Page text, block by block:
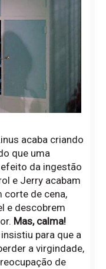
acaba criando
que uma
da ingestão
e Jerry acabam
corte de cena,
e descobrem
Mas, calma!
para que a
a virgindade,
de